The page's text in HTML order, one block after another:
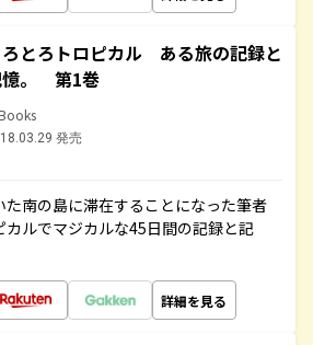
ろとろトロピカル ある旅の記録と
。 第1巻
発売
た南の島に滞在することになった筆者
ルでマジカルな45日間の記録と記
詳細を見る